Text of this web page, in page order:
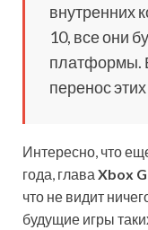
внутренних
10, все они
платформы.
перенос
Интересно, что
года, глава Xbox
что не видит
будущие игры